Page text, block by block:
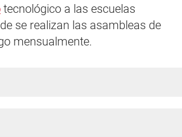
tecnológico a las escuelas
se realizan las asambleas de
mensualmente.